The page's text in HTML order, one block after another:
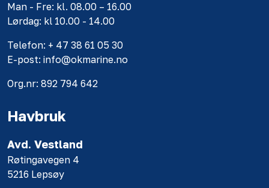
Man - Fre: kl. 08.00 – 16.00
Lørdag: kl 10.00 - 14.00
Telefon: + 47 38 61 05 30
E-post: info@okmarine.no
Org.nr: 892 794 642
Havbruk
Avd. Vestland
Røtingavegen 4
5216 Lepsøy